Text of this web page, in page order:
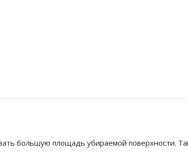
большую площадь убираемой поверхности.